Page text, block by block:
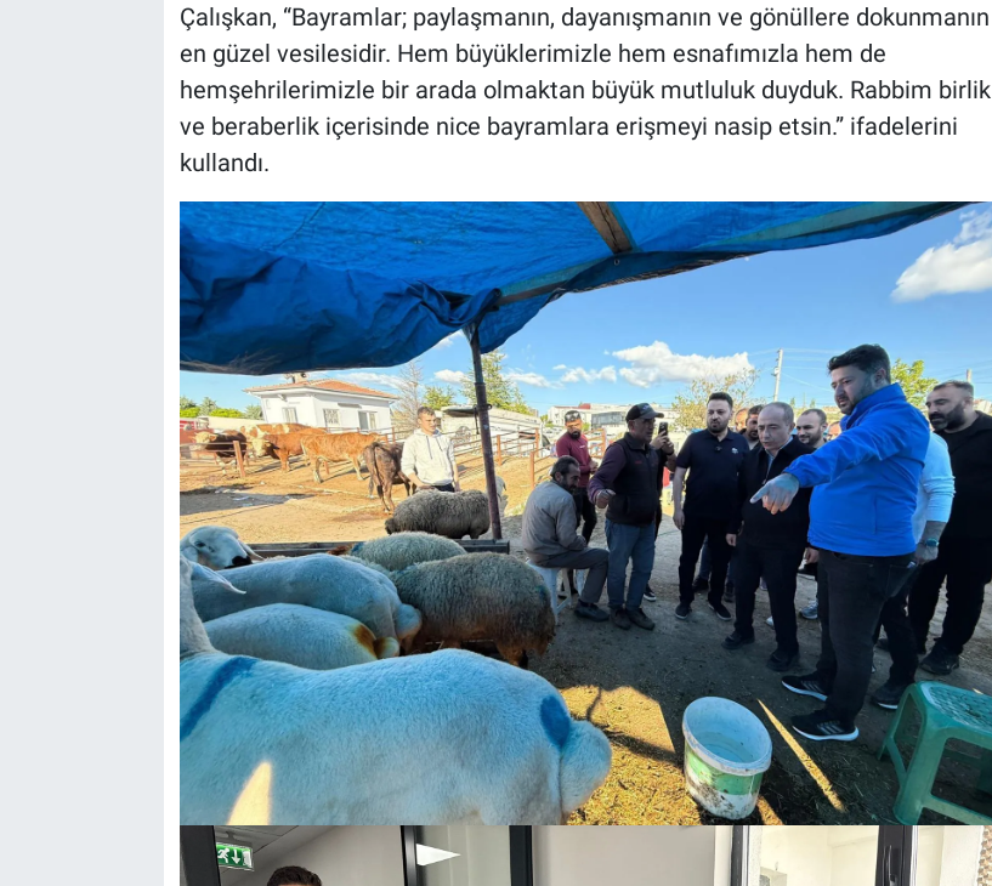
Çalışkan, “Bayramlar; paylaşmanın, dayanışmanın ve gönüllere dokunmanın
en güzel vesilesidir. Hem büyüklerimizle hem esnafımızla hem de
hemşehrilerimizle bir arada olmaktan büyük mutluluk duyduk. Rabbim birlik
ve beraberlik içerisinde nice bayramlara erişmeyi nasip etsin.” ifadelerini
kullandı.